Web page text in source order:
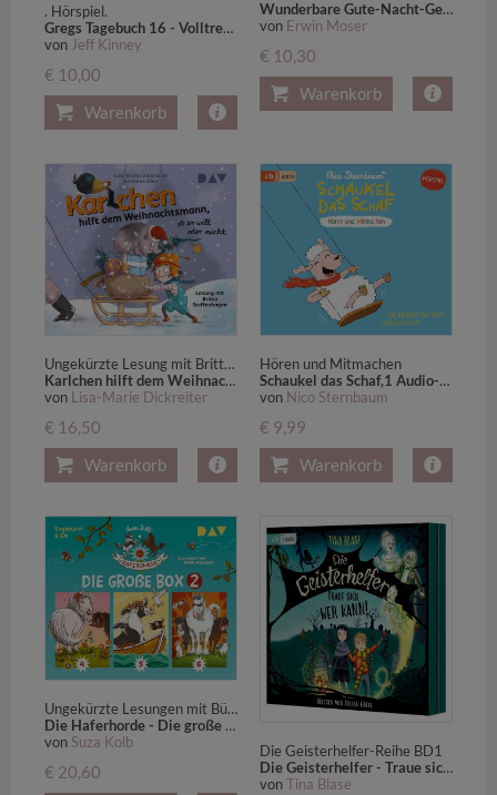
. Hörspiel.
Gregs Tagebuch 16 - Volltreffer!,1 Audio-CD
von Jeff Kinney
€ 10,00
Warenkorb
Wunderbare Gute-Nacht-Geschichten,1 Audio-CD
von Erwin Moser
€ 10,30
Warenkorb
Ungekürzte Lesung mit Britta Steffenhagen (4 CDs)
Karlchen hilft dem Weihnachtsmann, ob er will oder nicht,4 Audio-CD
von Lisa-Marie Dickreiter
€ 16,50
Warenkorb
Hören und Mitmachen
Schaukel das Schaf,1 Audio-CD
von Nico Sternbaum
€ 9,99
Warenkorb
Ungekürzte Lesungen mit Bürger Lars Dietrich (6 CDs)
Die Haferhorde - Die große Box..2,6 Audio-CDs
von Suza Kolb
€ 20,60
Die Geisterhelfer-Reihe BD1
Die Geisterhelfer - Traue sich, wer kann!,3 Audio-CD
vonTina Blase